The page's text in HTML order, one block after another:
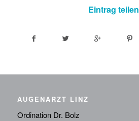
Eintrag teilen
AUGENARZT LINZ
Ordination Dr. Bolz